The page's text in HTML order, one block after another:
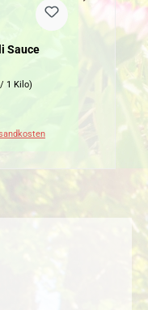
Sauce
1 Kilo)